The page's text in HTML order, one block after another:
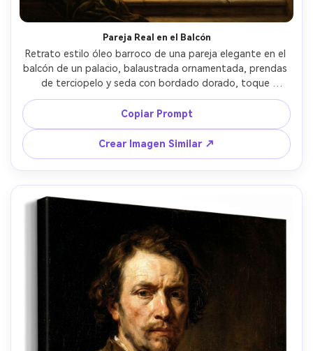
Pareja Real en el Balcón
Retrato estilo óleo barroco de una pareja elegante en el
balcón de un palacio, balaustrada ornamentada, prendas
de terciopelo y seda con bordado dorado, toque
afectuoso sutil, luz de vela vespertina y nubes a la luz de
la luna, fuerte claroscuro, tonos cálidos barnizados, gran
composición enmarcada por cortinas, calidad de obra
maestra, lente 85mm, poca profundidad de campo --ar
4:5
Copiar Prompt
Crear Imagen Similar ↗